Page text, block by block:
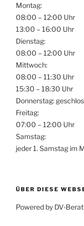
Montag:
08:00 – 12:00 Uhr
13:00 – 16:00 Uhr
Dienstag:
08:00 – 12:00 Uhr
Mittwoch:
08:00 – 11:30 Uhr
15:30 – 18:30 Uhr
Donnerstag:
Freitag:
07:00 – 12:00 Uhr
Samstag:
jeder 1. Samstag im
ÜBER DIESE
Powered by DV-